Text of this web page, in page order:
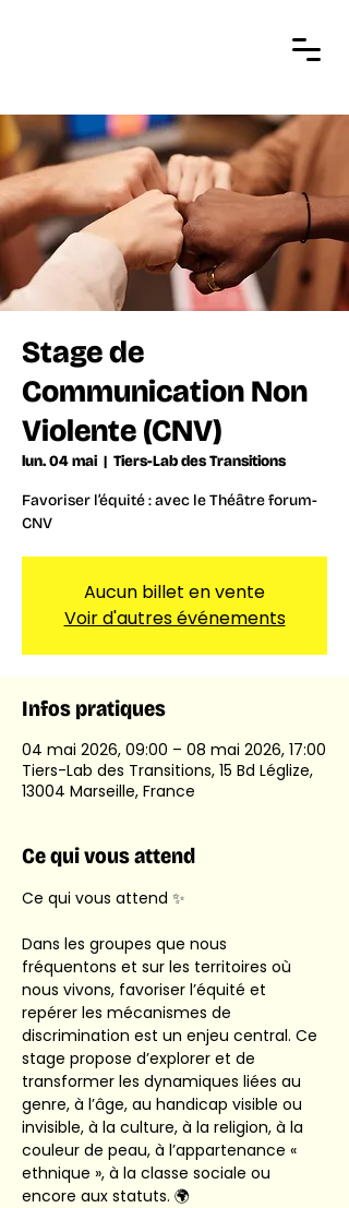
Stage de
Communication Non
Violente (CNV)
lun. 04 mai
  |
Tiers-Lab des Transitions
Favoriser l’équité : avec le Théâtre forum-
CNV
Aucun billet en vente
Voir d'autres événements
Infos pratiques
04 mai 2026, 09:00 – 08 mai 2026, 17:00
Tiers-Lab des Transitions, 15 Bd Léglize,
13004 Marseille, France
Ce qui vous attend
Ce qui vous attend ✨
Dans les groupes que nous
fréquentons et sur les territoires où
nous vivons, favoriser l’équité et
repérer les mécanismes de
discrimination est un enjeu central. Ce
stage propose d’explorer et de
transformer les dynamiques liées au
genre, à l’âge, au handicap visible ou
invisible, à la culture, à la religion, à la
couleur de peau, à l’appartenance «
ethnique », à la classe sociale ou
encore aux statuts. 🌍